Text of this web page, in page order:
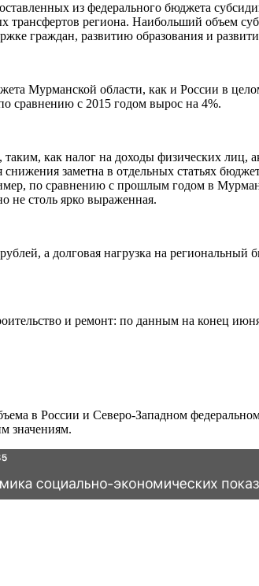
из федерального бюджета
региона. Наибольший объем
граждан, развитию образования и
Мурманской области, как и России в
сравнению с 2015 годом вырос на 4%.
как налог на доходы физических лиц,
заметна в отдельных статьях
по сравнению с прошлым годом в
не столь ярко выраженная.
а долговая нагрузка на
и ремонт: по данным на конец
в России и Северо-Западном
значениям.